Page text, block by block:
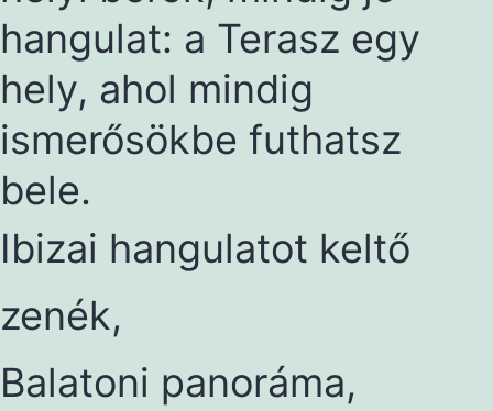
hangulat: a Terasz egy
hely, ahol mindig
ismerősökbe futhatsz
bele.
Ibizai hangulatot keltő
zenék,
Balatoni panoráma,